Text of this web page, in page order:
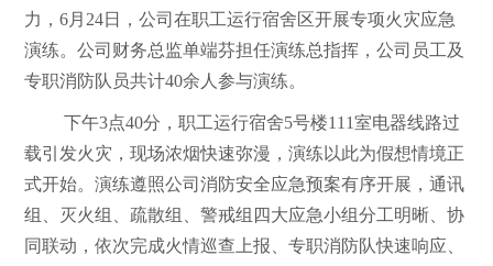
力，6月24日，公司在职工运行宿舍区开展专项火灾应急
演练。公司财务总监单端芬担任演练总指挥，公司员工及
专职消防队员共计40余人参与演练。
下午3点40分，职工运行宿舍5号楼111室电器线路过
载引发火灾，现场浓烟快速弥漫，演练以此为假想情境正
式开始。演练遵照公司消防安全应急预案有序开展，通讯
组、灭火组、疏散组、警戒组四大应急小组分工明晰、协
同联动，依次完成火情巡查上报、专职消防队快速响应、